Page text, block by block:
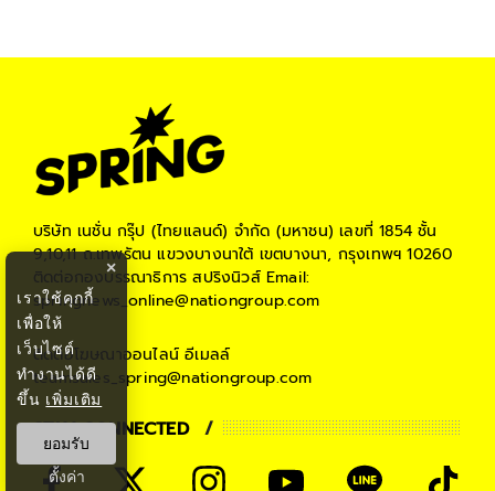
บริษัท เนชั่น กรุ๊ป (ไทยแลนด์) จำกัด (มหาชน) เลขที่ 1854 ชั้น
9,10,11 ถ.เทพรัตน แขวงบางนาใต้ เขตบางนา, กรุงเทพฯ 10260
ติดต่อกองบรรณาธิการ สปริงนิวส์Email:
springnews_online@nationgroup.com
ติดต่อโฆษณาออนไลน์ อีเมลล์
teamsales_spring@nationgroup.com
STAY CONNECTED
×
เราใช้คุกกี้
เพื่อให้
เว็บไซต์
ทำงานได้ดี
ขึ้น เพิ่มเติม
ยอมรับ
ตั้งค่า